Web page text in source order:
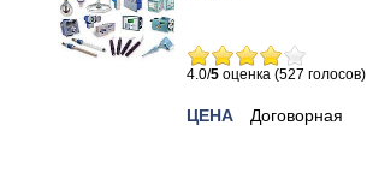
4.0/5 оценка (527 голосов)
ЦЕНА Договорная